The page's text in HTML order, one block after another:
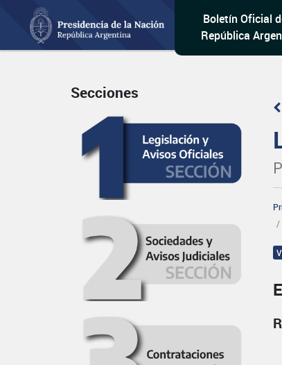
Boletín Oficial
República
Secciones